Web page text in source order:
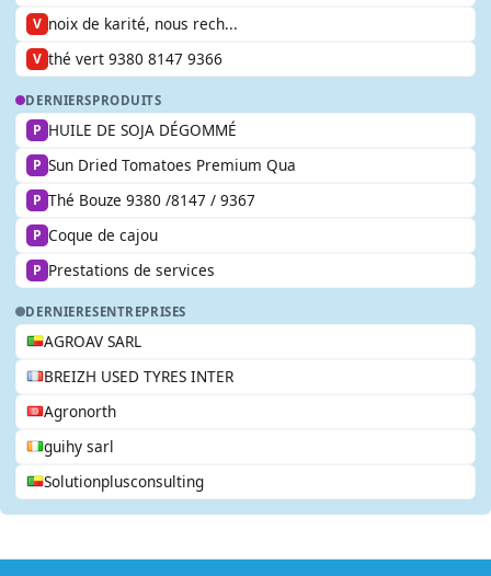
V noix de karité, nous rech...
V thé vert 9380 8147 9366
DERNIERSPRODUITS
P HUILE DE SOJA DÉGOMMÉ
P Sun Dried Tomatoes Premium Qua
P Thé Bouze 9380 /8147 / 9367
P Coque de cajou
P Prestations de services
DERNIERESENTREPRISES
AGROAV SARL
BREIZH USED TYRES INTER
Agronorth
guihy sarl
Solutionplusconsulting